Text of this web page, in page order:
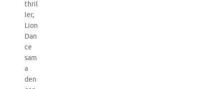
thril
ler,
Lion
Dan
ce
sam
a
den